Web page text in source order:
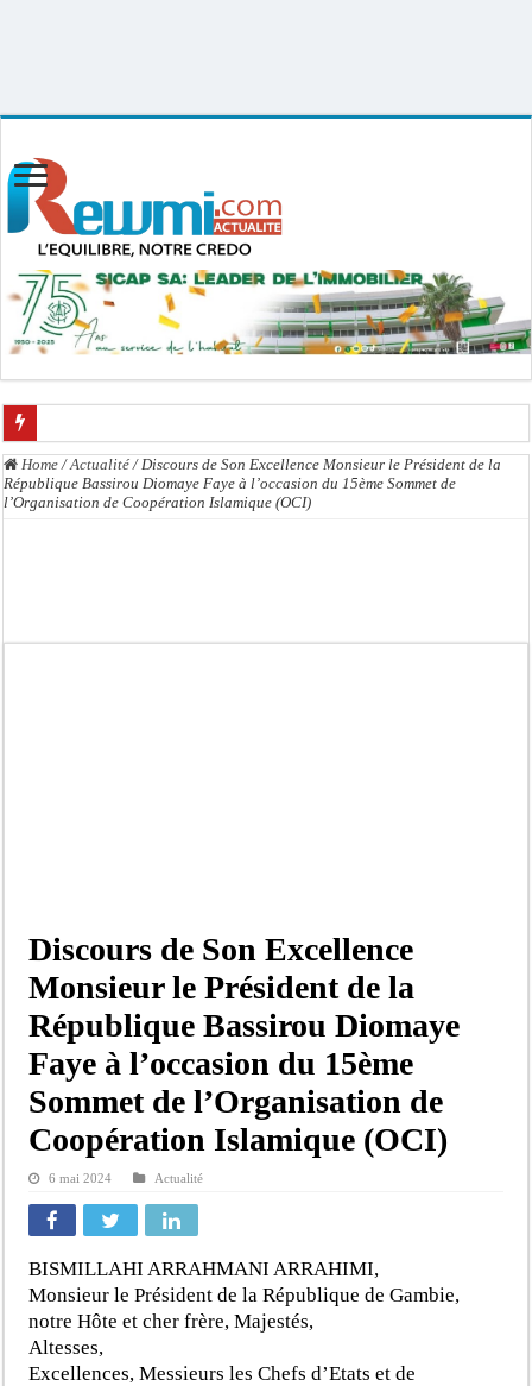
Kamb, l’Inspecteur de la jeunesse et des sports Guéladio Ba en tournée, un
« Quand le mandat s’achève, les discours ne suffisent plus » (Mamadou AW-
Home / Actualité / Discours de Son Excellence Monsieur le Président de la
République Bassirou Diomaye Faye à l’occasion du 15ème Sommet de
l’Organisation de Coopération Islamique (OCI)
Discours de Son Excellence
Monsieur le Président de la
République Bassirou Diomaye
Faye à l’occasion du 15ème
Sommet de l’Organisation de
Coopération Islamique (OCI)
6 mai 2024 Actualité
BISMILLAHI ARRAHMANI ARRAHIMI,
Monsieur le Président de la République de Gambie,
notre Hôte et cher frère, Majestés,
Altesses,
Excellences, Messieurs les Chefs d’Etats et de